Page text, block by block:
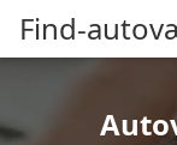
Find-